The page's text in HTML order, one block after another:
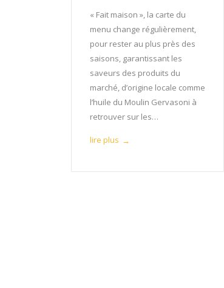
« Fait maison », la carte du
menu change régulièrement,
pour rester au plus près des
saisons, garantissant les
saveurs des produits du
marché, d’origine locale comme
l’huile du Moulin Gervasoni à
retrouver sur les…
lire plus →